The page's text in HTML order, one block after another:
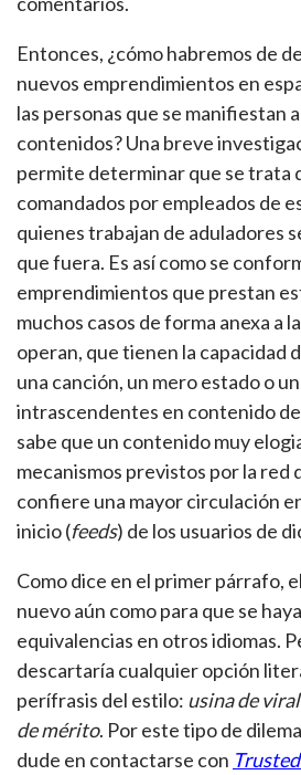
Entonces, ¿cómo habremos de
nuevos emprendimientos en
las personas que se manifiestan
contenidos? Una breve
permite determinar que se trata
comandados por empleados de
quienes trabajan de aduladores
que fuera. Es así como se
emprendimientos que prestan
muchos casos de forma anexa a
operan, que tienen la capacidad
una canción, un mero estado o
intrascendentes en contenido
sabe que un contenido muy
mecanismos previstos por la red
confiere una mayor circulación
inicio (feeds) de los usuarios de
Como dice en el primer párrafo,
nuevo aún como para que se
equivalencias en otros idiomas.
descartaría cualquier opción
perífrasis del estilo: usina de
de mérito. Por este tipo de
dude en contactarse con